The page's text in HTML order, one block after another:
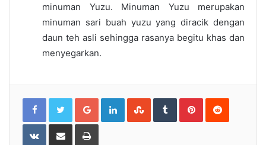
minuman Yuzu. Minuman Yuzu merupakan
minuman sari buah yuzu yang diracik dengan
daun teh asli sehingga rasanya begitu khas dan
menyegarkan.
Google+LinkedInStumbleUpon
TumblrPinterestReddit
VKontakteShare
Email
Print